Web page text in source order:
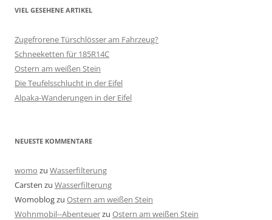
VIEL GESEHENE ARTIKEL
Zugefrorene Türschlösser am Fahrzeug?
Schneeketten für 185R14C
Ostern am weißen Stein
Die Teufelsschlucht in der Eifel
Alpaka-Wanderungen in der Eifel
NEUESTE KOMMENTARE
womo zu Wasserfilterung
Carsten zu Wasserfilterung
Womoblogzu Ostern am weißen Stein
Wohnmobil--Abenteuerzu Ostern am weißen Stein